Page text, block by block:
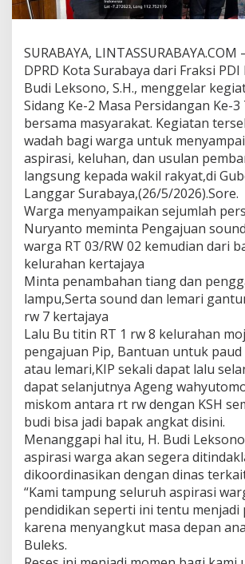
m
U
u
l
a
n
P
e
m
a
n
g
u
n
a
n
D
i
r
e
s
B
u
e
k
s
SURABAYA,
DPRD Kota Surabaya dari Fraksi
Budi Leksono, S.H., menggelar
Sidang Ke-2 Masa Persidangan Ke-
bersama masyarakat. Kegiatan
wadah bagi warga untuk
aspirasi, keluhan, dan usulan
langsung kepada wakil rakyat,di
Langgar Surabaya,(26/5/2026).Sore.
Warga menyampaikan sejumlah
Nuryanto meminta Pengajuan
warga RT 03/RW 02 kemudian dari
kelurahan kertajaya
Minta penambahan tiang dan
lampu,Serta sound dan lemari
rw 7 kertajaya
Lalu Bu titin RT 1 rw 8 kelurahan
pengajuan Pip, Bantuan untuk
atau lemari,KIP sekali dapat lalu
dapat selanjutnya Ageng
miskom antara rt rw dengan KSH
budi bisa jadi bapak angkat disini.
Menanggapi hal itu, H. Budi
aspirasi warga akan segera
dikoordinasikan dengan dinas
“Kami tampung seluruh aspirasi
pendidikan seperti ini tentu menjadi
karena menyangkut masa depan
Buleks.